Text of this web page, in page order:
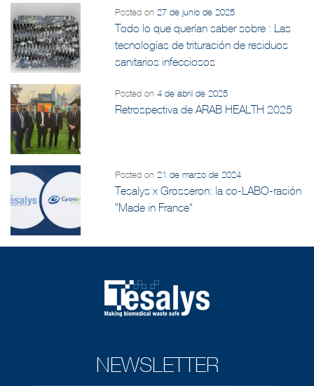
Posted on 27 de junio de 2025
Todo lo que querían saber sobre : Las
tecnologías de trituración de residuos
sanitarios infecciosos
Posted on4 de abril de 2025
Retrospectiva de ARAB HEALTH 2025
Posted on 21 de marzo de 2024
Tesalys x Grosseron: la co-LABO-ración
"Made in France"
NEWSLETTER